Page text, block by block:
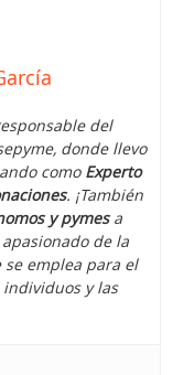
del
donde llevo
como Experto
. ¡También
y pymesa
de la
emplea para el
y las
no me